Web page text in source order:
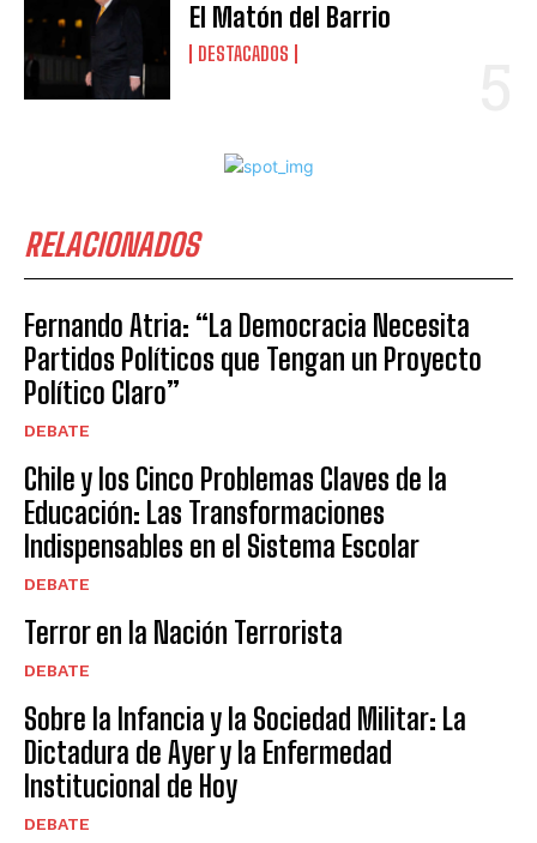
El Matón del Barrio
DESTACADOS
RELACIONADOS
Fernando Atria: “La Democracia Necesita
Partidos Políticos que Tengan un Proyecto
Político Claro”
DEBATE
Chile y los Cinco Problemas Claves de la
Educación: Las Transformaciones
Indispensables en el Sistema Escolar
DEBATE
Terror en la Nación Terrorista
DEBATE
Sobre la Infancia y la Sociedad Militar: La
Dictadura de Ayer y la Enfermedad
Institucional de Hoy
DEBATE